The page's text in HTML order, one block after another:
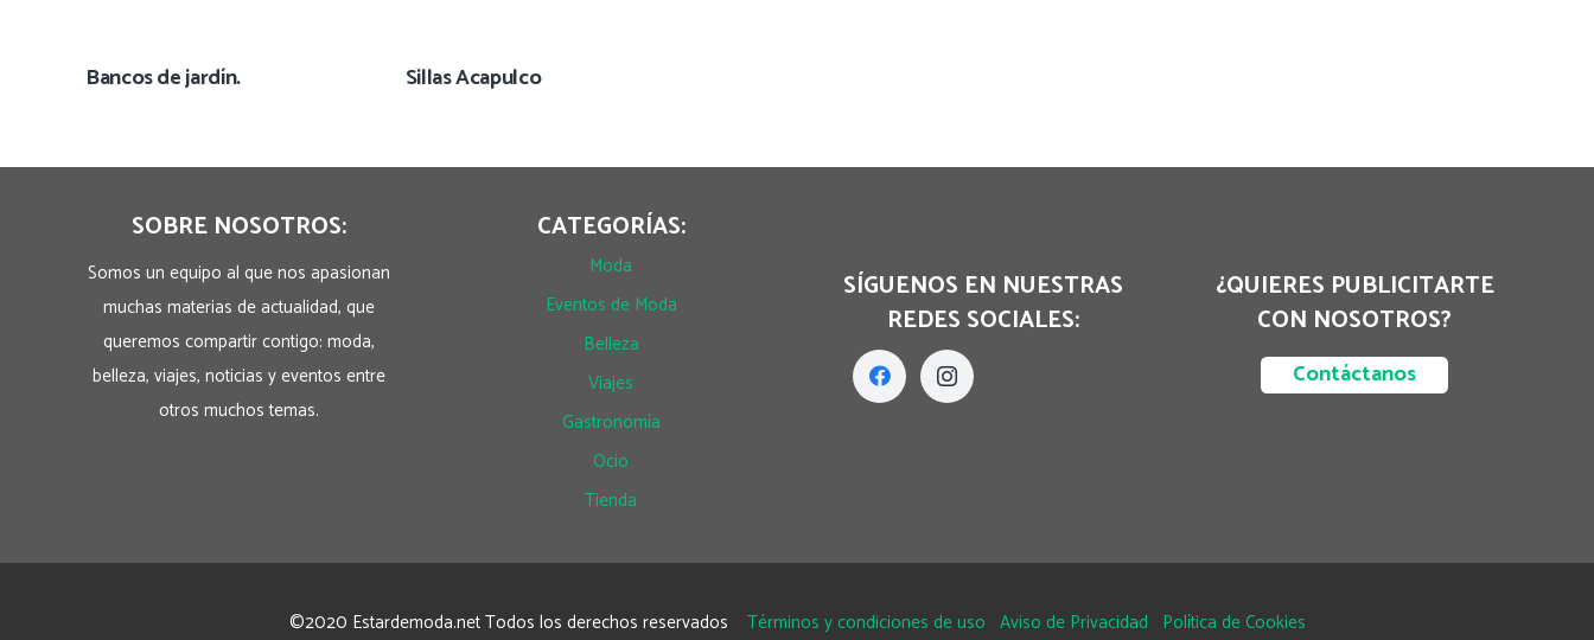
Bancos de jardín. Sillas Acapulco
SOBRE NOSOTROS:
Somos un equipo al que nos apasionan
muchas materias de actualidad, que
queremos compartir contigo: moda,
belleza, viajes, noticias y eventos entre
otros muchos temas.
CATEGORÍAS:
Moda
Eventos de Moda
Belleza
Viajes
Gastronomía
Ocio
Tienda
SÍGUENOS EN NUESTRAS
REDES SOCIALES:
¿QUIERES PUBLICITARTE
CON NOSOTROS?
Contáctanos
©2020 Estardemoda.net Todos los derechos reservados Términos y condiciones de uso Aviso de Privacidad Política de Cookies